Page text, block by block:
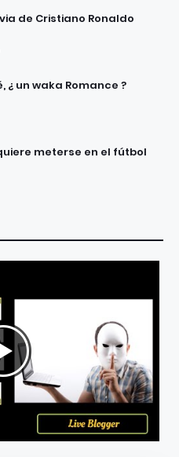
de Cristiano Ronaldo
¿ un waka Romance ?
meterse en el fútbol